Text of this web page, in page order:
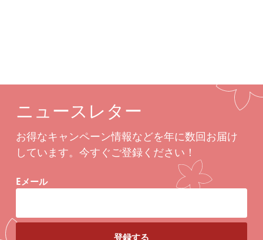
ニュースレター
お得なキャンペーン情報などを年に数回お届け
しています。今すぐご登録ください！
Eメール